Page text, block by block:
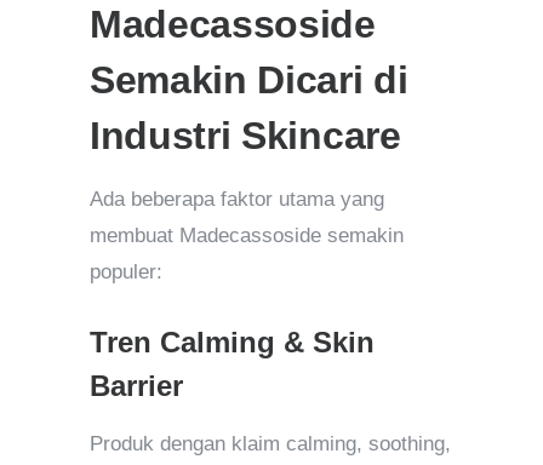
Madecassoside
Semakin Dicari di
Industri Skincare
Ada beberapa faktor utama yang
membuat Madecassoside semakin
populer:
Tren Calming & Skin
Barrier
Produk dengan klaim calming, soothing,